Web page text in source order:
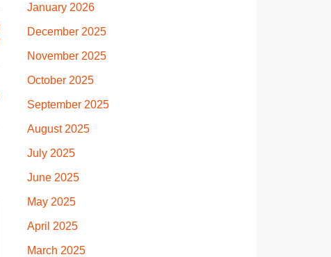
January 2026
December 2025
November 2025
October 2025
September 2025
August 2025
July 2025
June 2025
May 2025
April 2025
March 2025